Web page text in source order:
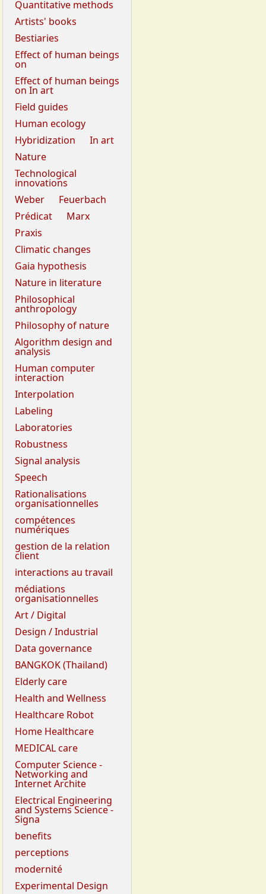
Quantitative methods
Artists' books
Bestiaries
Effect of human beings
on
Effect of human beings
on In art
Field guides
Human ecology
Hybridization
In art
Nature
Technological
innovations
Weber
Feuerbach
Prédicat
Marx
Praxis
Climatic changes
Gaia hypothesis
Nature in literature
Philosophical
anthropology
Philosophy of nature
Algorithm design and
analysis
Human computer
interaction
Interpolation
Labeling
Laboratories
Robustness
Signal analysis
Speech
Rationalisations
organisationnelles
compétences
numériques
gestion de la relation
client
interactions au travail
médiations
organisationnelles
Art / Digital
Design / Industrial
Data governance
BANGKOK (Thailand)
Elderly care
Health and Wellness
Healthcare Robot
Home Healthcare
MEDICAL care
Computer Science -
Networking and
Internet Archite
Electrical Engineering
and Systems Science -
Signa
benefits
perceptions
modernité
Experimental Design